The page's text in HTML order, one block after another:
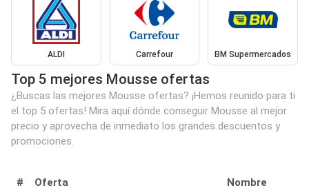
ALDI Carrefour BM Supermercados
Top 5 mejores Mousse ofertas
¿Buscas las mejores Mousse ofertas? ¡Hemos reunido para ti
el top 5 ofertas! Mira aquí dónde conseguir Mousse al mejor
precio y aprovecha de inmediato los grandes descuentos y
promociones.
# Oferta Nombre